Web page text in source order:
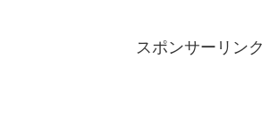
スポンサーリンク